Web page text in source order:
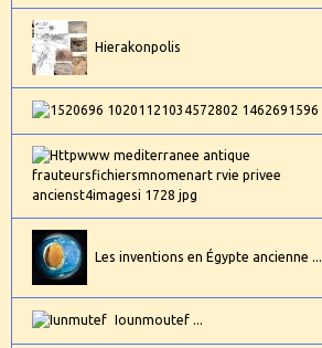
Hierakonpolis
Les inventions en Égypte ancienne ...
Iounmoutef ...